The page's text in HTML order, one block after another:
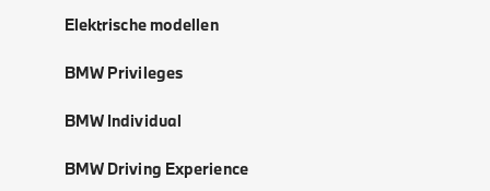
Elektrische modellen
BMW Privileges
BMW Individual
BMW Driving Experience